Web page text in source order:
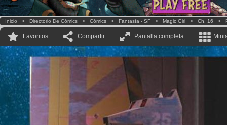
Inicio > Directorio De Cómics > Cómics > Fantasía - SF > Magic Girl > Ch. 16 >
Favoritos Compartir Pantalla completa